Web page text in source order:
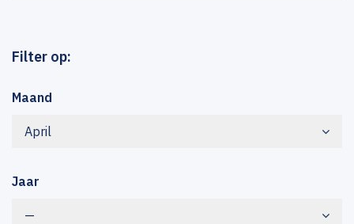
Filter op:
Maand
April
Jaar
—